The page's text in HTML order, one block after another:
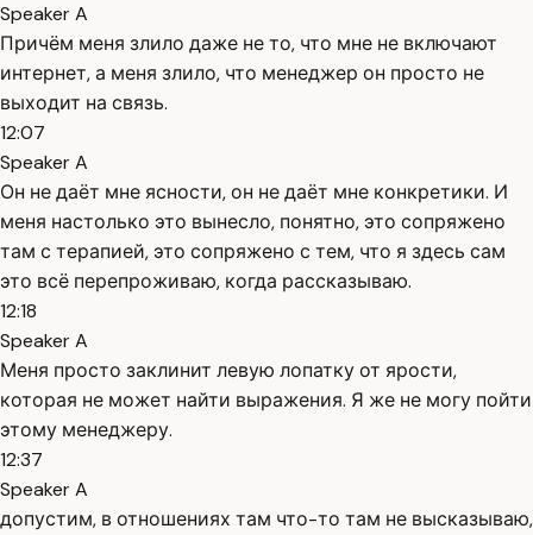
Speaker A
Причём меня злило даже не то, что мне не включают
интернет, а меня злило, что менеджер он просто не
выходит на связь.
12:07
Speaker A
Он не даёт мне ясности, он не даёт мне конкретики. И
меня настолько это вынесло, понятно, это сопряжено
там с терапией, это сопряжено с тем, что я здесь сам
это всё перепроживаю, когда рассказываю.
12:18
Speaker A
Меня просто заклинит левую лопатку от ярости,
которая не может найти выражения. Я же не могу пойти
этому менеджеру.
12:37
Speaker A
допустим, в отношениях там что-то там не высказываю,